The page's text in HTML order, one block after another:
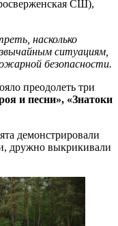
СШ),
насколько
ситуациям,
безопасности.
преодолеть три
и песни», «Знатоки
демонстрировали
дружно выкрикивали